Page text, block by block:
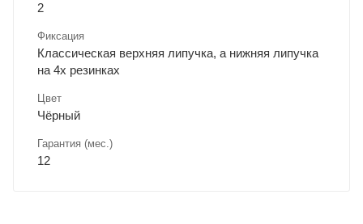
2
Фиксация
Классическая верхняя липучка, а нижняя липучка
на 4х резинках
Цвет
Чёрный
Гарантия (мес.)
12